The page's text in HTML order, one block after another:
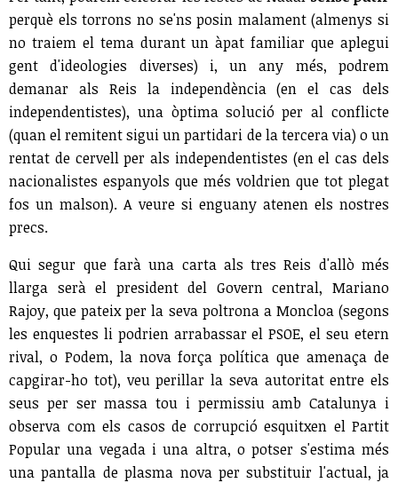
perquè els torrons no se'ns posin malament (almenys si
no traiem el tema durant un àpat familiar que aplegui
gent d'ideologies diverses) i, un any més, podrem
demanar als Reis la independència (en el cas dels
independentistes), una òptima solució per al conflicte
(quan el remitent sigui un partidari de la tercera via) o un
rentat de cervell per als independentistes (en el cas dels
nacionalistes espanyols que més voldrien que tot plegat
fos un malson). A veure si enguany atenen els nostres
precs.
Qui segur que farà una carta als tres Reis d'allò més
llarga serà el president del Govern central, Mariano
Rajoy, que pateix per la seva poltrona a Moncloa (segons
les enquestes li podrien arrabassar el PSOE, el seu etern
rival, o Podem, la nova força política que amenaça de
capgirar-ho tot), veu perillar la seva autoritat entre els
seus per ser massa tou i permissiu amb Catalunya i
observa com els casos de corrupció esquitxen el Partit
Popular una vegada i una altra, o potser s'estima més
una pantalla de plasma nova per substituir l'actual, ja